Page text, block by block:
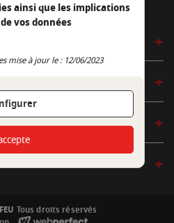
Tous droits réservés
ainsi que les implications
vos données
mise à jour le : 12/06/2023
sans accepter